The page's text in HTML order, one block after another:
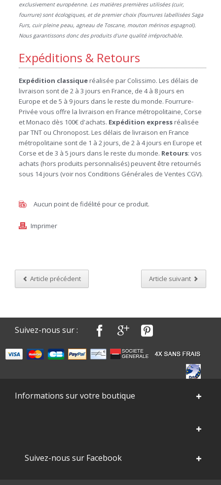
exclusivement européenne. Les matières premières utilisées (cuir,
fourrure) sont écologiques, et de premier choix (fourrures labellisées Saga
Furs, cuir pleine peau, agneau de Toscane, mouton mérinos espagnol).
Nous garantissons donc des produits d'une qualité irréprochable.
Expéditions & Retours
Expédition classiqueréalisée par Colissimo. Les délais de
livraison sont de 2 à 3 jours en France, de 4 à 8 jours en
Europe et de 5 à 9 jours dans le reste du monde. Fourrure-
Privée vous offre la livraison en France métropolitaine, Corse
et Monaco dès 100€ d'achats. Expédition expressréalisée
par TNT ou Chronopost. Les délais de livraison en France
métropolitaine sont de 1 à 2 jours, de 2 à 4 jours en Europe et
Corse et de 3 à 5 jours dans le reste du monde. Retours: vos
achats (hors produits personnalisés) peuvent être retournés
sous 14 jours (voir nos Conditions Générales de Ventes CGV).
Aucun point de fidélité pour ce produit.
Imprimer
Article précédent Article suivant
Suivez-nous sur :
Informations sur votre boutique
Suivez-nous sur Facebook